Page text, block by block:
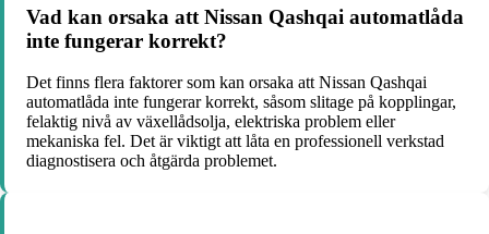
Vad kan orsaka att Nissan Qashqai automatlåda
inte fungerar korrekt?
Det finns flera faktorer som kan orsaka att Nissan Qashqai
automatlåda inte fungerar korrekt, såsom slitage på kopplingar,
felaktig nivå av växellådsolja, elektriska problem eller
mekaniska fel. Det är viktigt att låta en professionell verkstad
diagnostisera och åtgärda problemet.